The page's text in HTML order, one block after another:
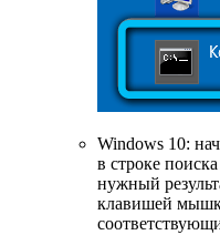
Windows 10:
в строке
нужный
клавишей